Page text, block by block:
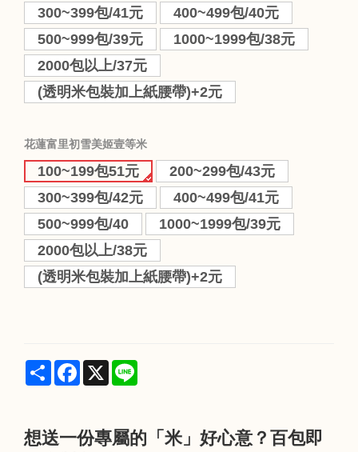
300~399包/41元
400~499包/40元
500~999包/39元
1000~1999包/38元
2000包以上/37元
(透明米包裝加上紙腰帶)+2元
花蓮富里初雪美姬壹等米
100~199包51元
200~299包/43元
300~399包/42元
400~499包/41元
500~999包/40
1000~1999包/39元
2000包以上/38元
(透明米包裝加上紙腰帶)+2元
Share Facebook
X
想送一份專屬的「米」好心意？百包即